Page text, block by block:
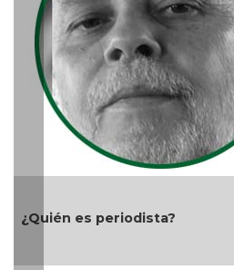
¿Quién es periodista?